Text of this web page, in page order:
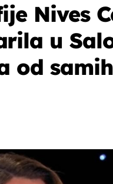
Nives
u
od samih